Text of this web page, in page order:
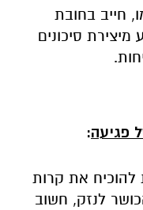
חייב בחובת
מיצירת סיכונים
פגיעה:
את קרות
לנזק, חשוב